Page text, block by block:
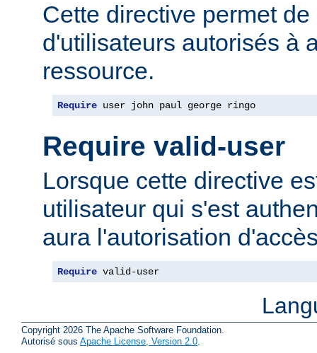
Cette directive permet
d'utilisateurs autorisés à
ressource.
Require user john paul george ringo
Require valid-user
Lorsque cette directive
utilisateur qui s'est
aura l'autorisation
Require valid-user
Copyright 2026 The Apache Software Foundation.
Autorisé sous Apache License, Version 2.0